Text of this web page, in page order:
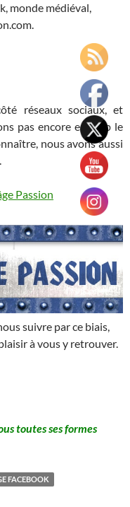
monde médiéval,
réseaux sociaux, et
pas encore eu trop le
nous avons aussi
Passion
suivre par ce biais,
à vous y retrouver.
toutes ses formes
FACEBOOK